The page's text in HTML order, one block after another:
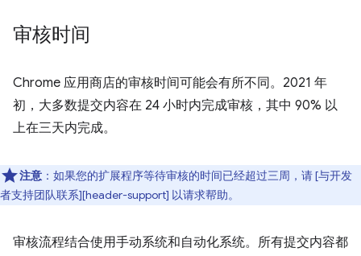
审核时间
Chrome 应用商店的审核时间可能会有所不同。2021 年
初，大多数提交内容在 24 小时内完成审核，其中 90% 以
上在三天内完成。
注意 ：如果您的扩展程序等待审核的时间已经超过三周，请 [与开发
者支持团队联系][header-support] 以请求帮助。
审核流程结合使用手动系统和自动化系统。所有提交内容都